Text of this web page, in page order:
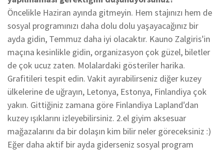
Öncelikle Haziran ayında gitmeyin. Hem stajınızı hem de
sosyal programınızı daha dolu dolu yaşayacağınız bir
ayda gidin, Temmuz daha iyi olacaktır. Kauno Zalgiris'in
maçına kesinlikle gidin, organizasyon çok güzel, biletler
de çok ucuz zaten. Molalardaki gösteriler harika.
Grafitileri tespit edin. Vakit ayırabilirseniz diğer kuzey
ülkelerine de uğrayın, Letonya, Estonya, Finlandiya çok
yakın. Gittiğiniz zamana göre Finlandiya Lapland'dan
kuzey ışıklarını izleyebilirsiniz. 2.el giyim aksesuar
mağazalarını da bir dolaşın kim bilir neler göreceksiniz :)
Eğer daha aktif bir ayda giderseniz sosyal program